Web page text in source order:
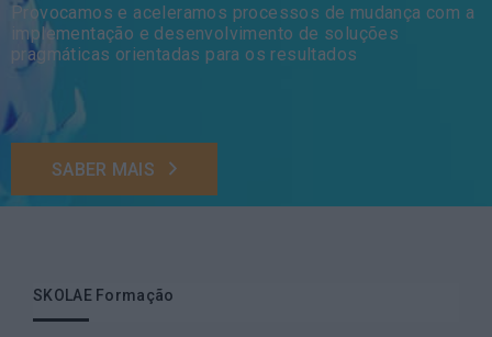
Provocamos e aceleramos processos de mudança com a
implementação e desenvolvimento de soluções
pragmáticas orientadas para os resultados
SABER MAIS
SKOLAE Formação